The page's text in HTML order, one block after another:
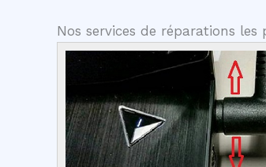
Nos services de réparations les